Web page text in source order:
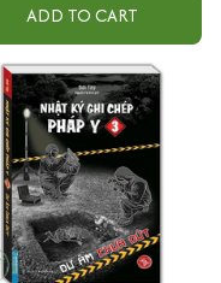
ADD TO CART